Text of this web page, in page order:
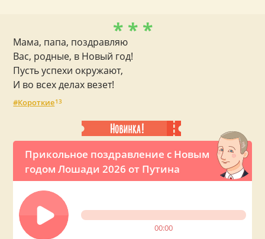
Прикольное поздравление с Новым
годом Лошади 2026 от Путина
00:00
* * *
Мама, папа, поздравляю
Вас, родные, в Новый год!
Пусть успехи окружают,
И во всех делах везет!
Короткие13